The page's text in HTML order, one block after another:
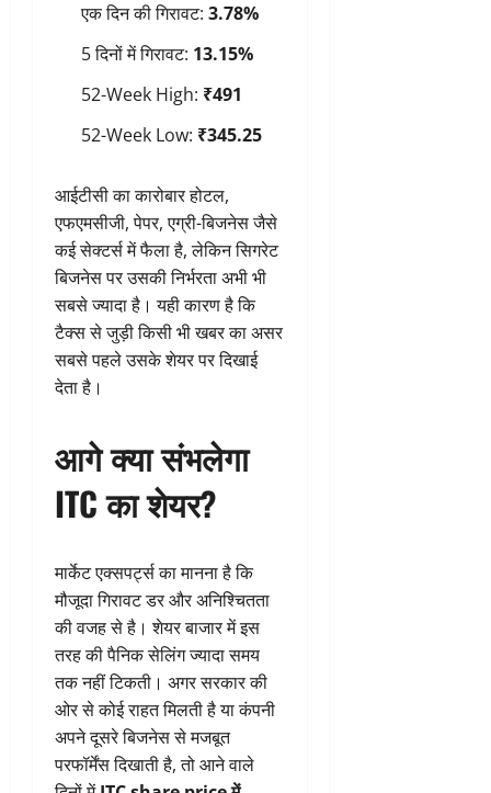
एक दिन की गिरावट: 3.78%
5 दिनों में गिरावट: 13.15%
52-Week High: ₹491
52-Week Low: ₹345.25
आईटीसी का कारोबार होटल,
एफएमसीजी, पेपर, एग्री-बिजनेस जैसे
कई सेक्टर्स में फैला है, लेकिन सिगरेट
बिजनेस पर उसकी निर्भरता अभी भी
सबसे ज्यादा है। यही कारण है कि
टैक्स से जुड़ी किसी भी खबर का असर
सबसे पहले उसके शेयर पर दिखाई
देता है।
आगे क्या संभलेगा
ITC का शेयर?
मार्केट एक्सपर्ट्स का मानना है कि
मौजूदा गिरावट डर और अनिश्चितता
की वजह से है। शेयर बाजार में इस
तरह की पैनिक सेलिंग ज्यादा समय
तक नहीं टिकती। अगर सरकार की
ओर से कोई राहत मिलती है या कंपनी
अपने दूसरे बिजनेस से मजबूत
परफॉर्मेंस दिखाती है, तो आने वाले